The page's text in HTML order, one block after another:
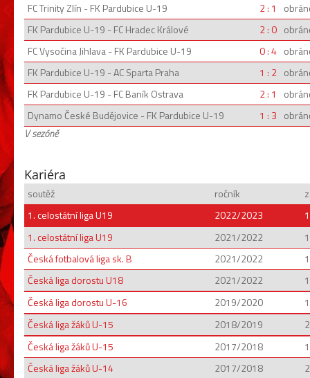
FC Trinity Zlín - FK Pardubice U-19
2 : 1
FK Pardubice U-19 - FC Hradec Králové
2 : 0
FC Vysočina Jihlava - FK Pardubice U-19
0 : 4
FK Pardubice U-19 - AC Sparta Praha
1 : 2
FK Pardubice U-19 - FC Baník Ostrava
2 : 1
Dynamo České Budějovice - FK Pardubice U-19
1 : 3
V sezóně
Kariéra
soutěž ročník
1. celostátní liga U19
2022/2023
1. celostátní liga U19
2021/2022
Česká fotbalová liga sk. B
2021/2022
1
Česká liga dorostu U18
2021/2022
1
Česká liga dorostu U-16
2019/2020
Česká liga žáků U-15
2018/2019
Česká liga žáků U-15
2017/2018
1
Česká liga žáků U-14
2017/2018